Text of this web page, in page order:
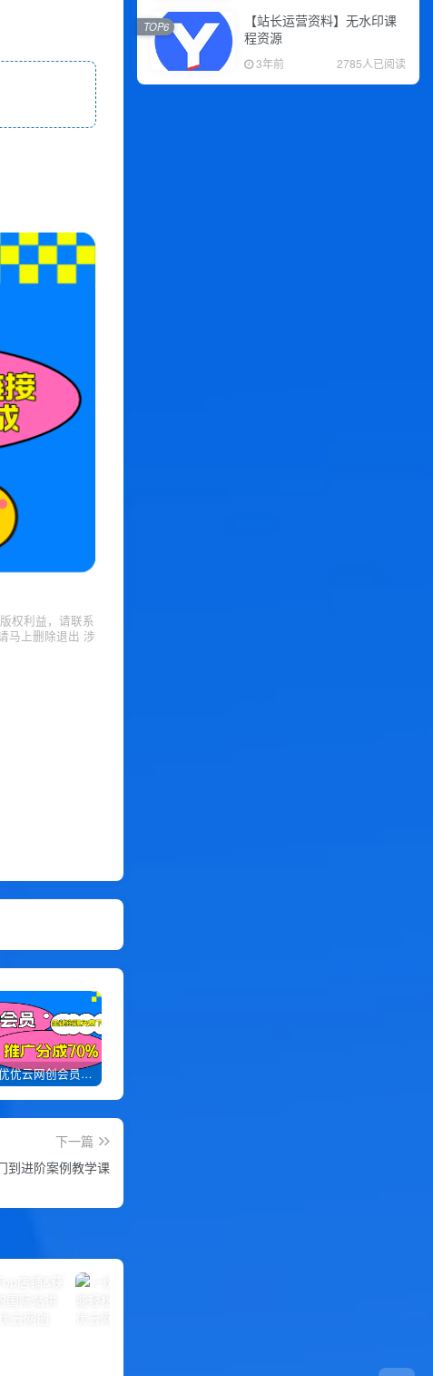
权利益，请联系
马上删除退出 涉
加入优优云网创会员，全站资源免费学习。
下一篇
到进阶案例教学课
【站长运营资料】无水印课
程资源
3年前 2785人已阅读
TOP6